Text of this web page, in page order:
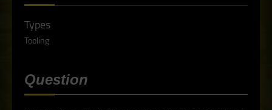
Types
Tooling
Question